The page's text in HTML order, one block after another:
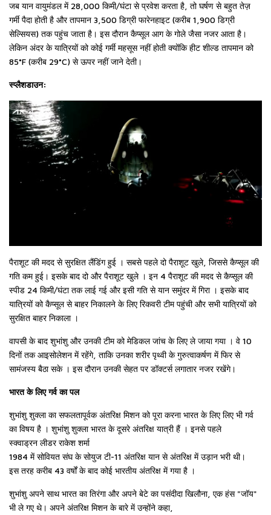
जब यान वायुमंडल में 28,000 किमी/घंटा से प्रवेश करता है, तो घर्षण से बहुत तेज़
गर्मी पैदा होती है और तापमान 3,500 डिग्री फारेनहाइट (करीब 1,900 डिग्री
सेल्सियस) तक पहुंच जाता है। इस दौरान कैप्सूल आग के गोले जैसा नजर आता है।
लेकिन अंदर के यात्रियों को कोई गर्मी महसूस नहीं होती क्योंकि हीट शील्ड तापमान को
85°F (करीब 29°C) से ऊपर नहीं जाने देती।
स्प्लैशडाउन:
पैराशूट की मदद से सुरक्षित लैंडिंग हुई । सबसे पहले दो पैराशूट खुले, जिससे कैप्सूल की
गति कम हुई। इसके बाद दो और पैराशूट खुले । इन 4 पैराशूट की मदद से कैप्सूल की
स्पीड 24 किमी/घंटा तक लाई गई और इसी गति से यान समुंदर में गिरा । इसके बाद
यात्रियों को कैप्सूल से बाहर निकालने के लिए रिकवरी टीम पहुंची और सभी यात्रियों को
सुरक्षित बाहर निकाला ।
वापसी के बाद शुभांशु और उनकी टीम को मेडिकल जांच के लिए ले जाया गया । वे 10
दिनों तक आइसोलेशन में रहेंगे, ताकि उनका शरीर पृथ्वी के गुरुत्वाकर्षण में फिर से
सामंजस्य बैठा सके । इस दौरान उनकी सेहत पर डॉक्टर्स लगातार नजर रखेंगे।
भारत के लिए गर्व का पल
शुभांशु शुक्ला का सफलतापूर्वक अंतरिक्ष मिशन को पूरा करना भारत के लिए लिए भी गर्व
का विषय है । शुभांशु शुक्ला भारत के दूसरे अंतरिक्ष यात्री हैं । इनसे पहले
स्क्वाड्रन लीडर राकेश शर्मा
1984 में सोवियत संघ के सोयुज टी-11 अंतरिक्ष यान से अंतरिक्ष में उड़ान भरी थी।
इस तरह करीब 43 वर्षों के बाद कोई भारतीय अंतरिक्ष में गया है ।
शुभांशु अपने साथ भारत का तिरंगा और अपने बेटे का पसंदीदा खिलौना, एक हंस "जॉय"
भी ले गए थे। अपने अंतरिक्ष मिशन के बारे में उन्होंने कहा,